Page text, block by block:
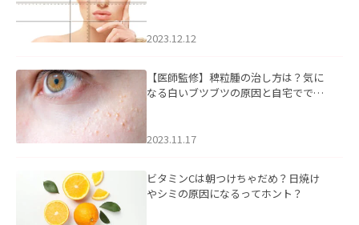
2023.12.12
【医師監修】稗粒腫の治し方は？気に
なる白いブツブツの原因と自宅ででき
2023.11.17
ビタミンCは朝つけちゃだめ？日焼け
やシミの原因になるってホント？